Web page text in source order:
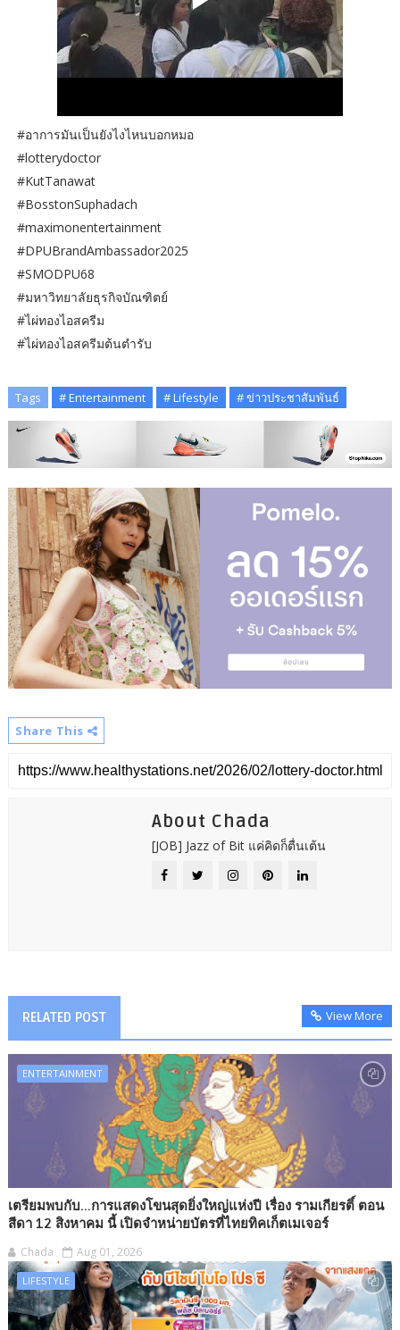
#อาการมันเป็นยังไงไหนบอกหมอ
#lotterydoctor
#KutTanawat
#BosstonSuphadach
#maximonentertainment
#DPUBrandAmbassador2025
#SMODPU68
#มหาวิทยาลัยธุรกิจบัณฑิตย์
#ไผ่ทองไอสครีม
#ไผ่ทองไอสครีมต้นตํารับ
Tags # Entertainment # Lifestyle # ข่าวประชาสัมพันธ์
Share This
About Chada
[JOB] Jazz of Bit แค่คิดก็ตื่นเต้น
RELATED POST View More
ENTERTAINMENT
เตรียมพบกับ...การแสดงโขนสุดยิ่งใหญ่แห่งปี เรื่อง รามเกียรติ์ ตอน
สีดา 12 สิงหาคม นี้ เปิดจำหน่ายบัตรที่ไทยทิคเก็ตเมเจอร์
Chada Aug 01, 2026
LIFESTYLE